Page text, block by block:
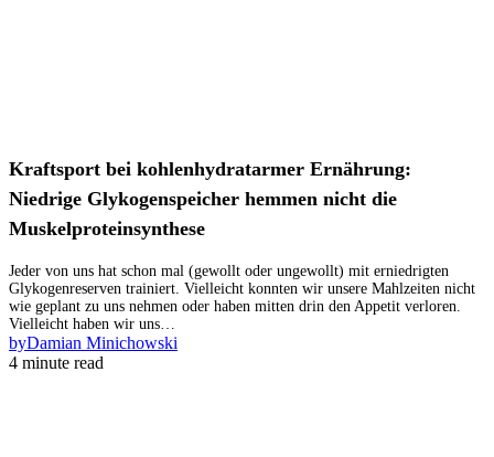
Kraftsport bei kohlenhydratarmer Ernährung:
Niedrige Glykogenspeicher hemmen nicht die
Muskelproteinsynthese
Jeder von uns hat schon mal (gewollt oder ungewollt) mit erniedrigten
Glykogenreserven trainiert. Vielleicht konnten wir unsere Mahlzeiten nicht
wie geplant zu uns nehmen oder haben mitten drin den Appetit verloren.
Vielleicht haben wir uns…
byDamian Minichowski
4 minute read